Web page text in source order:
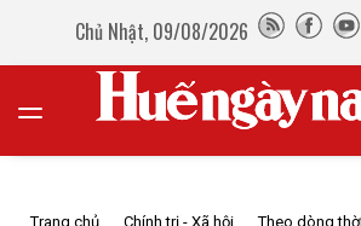
Chủ Nhật, 09/08/2026
Trang chủ Chính trị - Xã hội Theo dòng